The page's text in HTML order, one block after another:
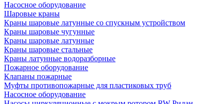
Насосное оборудование
Шаровые краны
Краны шаровые латунные со спускным устройством
Краны шаровые чугунные
Краны шаровые латунные
Краны шаровые стальные
Краны латунные водоразборные
Пожарное оборудование
Клапаны пожарные
Муфты противопожарные для пластиковых труб
Насосное оборудование